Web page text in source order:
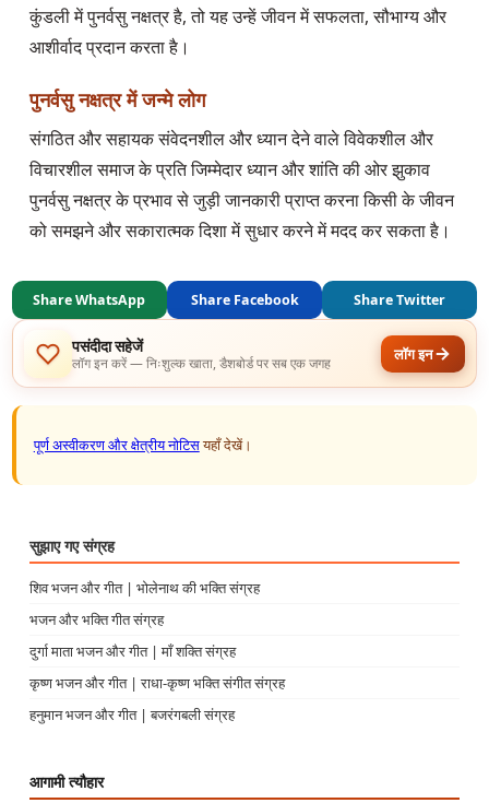
कुंडली में पुनर्वसु नक्षत्र है, तो यह उन्हें जीवन में सफलता, सौभाग्य और
आशीर्वाद प्रदान करता है।
पुनर्वसु नक्षत्र में जन्मे लोग
संगठित और सहायक संवेदनशील और ध्यान देने वाले विवेकशील और
विचारशील समाज के प्रति जिम्मेदार ध्यान और शांति की ओर झुकाव
पुनर्वसु नक्षत्र के प्रभाव से जुड़ी जानकारी प्राप्त करना किसी के जीवन
को समझने और सकारात्मक दिशा में सुधार करने में मदद कर सकता है।
Share WhatsApp Share Facebook Share Twitter
पसंदीदा सहेजें
लॉग इन करें — निःशुल्क खाता, डैशबोर्ड पर सब एक जगह लॉग इन
पूर्ण अस्वीकरण और क्षेत्रीय नोटिसयहाँ देखें।
सुझाए गए संग्रह
शिव भजन और गीत | भोलेनाथ की भक्ति संग्रह
भजन और भक्ति गीत संग्रह
दुर्गा माता भजन और गीत | माँ शक्ति संग्रह
कृष्ण भजन और गीत | राधा-कृष्ण भक्ति संगीत संग्रह
हनुमान भजन और गीत | बजरंगबली संग्रह
आगामी त्यौहार